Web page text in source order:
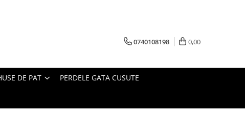
0740108198 0,00
DE PAT PERDELE GATA CUSUTE